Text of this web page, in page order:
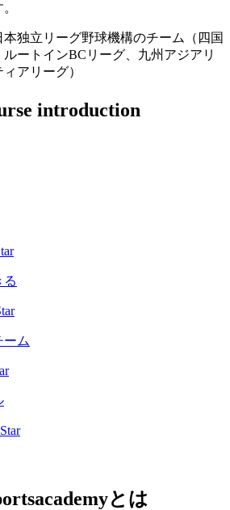
独立リーグ野球機構のチーム（四国
ートインBCリーグ、九州アジアリ
アリーグ）
introduction
る
ーム
とは